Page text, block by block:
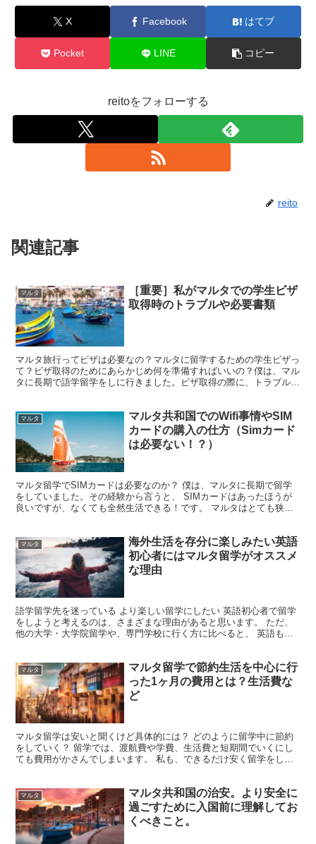
X Facebook はてブ
Pocket LINE コピー
reitoをフォローする
reito
関連記事
マルタ
［重要］私がマルタでの学生ビザ
取得時のトラブルや必要書類
マルタ旅行ってビザは必要なの？マルタに留学するための学生ビザっ
て？ビザ取得のためにあらかじめ何を準備すればいいの？僕は、マル
タに長期で語学留学をしに行きました。ビザ取得の際に、トラブルが
マルタ
マルタ共和国でのWifi事情やSIM
カードの購入の仕方（Simカード
は必要ない！？）
マルタ留学でSIMカードは必要なのか？ 僕は、マルタに長期で留学
をしていました。その経験から言うと、 SIMカードはあったほうが
良いですが、なくても全然生活できる！です。 マルタはとても狭い
マルタ
海外生活を存分に楽しみたい英語
初心者にはマルタ留学がオススメ
な理由
語学留学先を迷っている より楽しい留学にしたい 英語初心者で留学
をしようと考えるのは、さまざまな理由があると思います。 ただ、
他の大学・大学院留学や、専門学校に行く方に比べると、 英語も勉
マルタ
マルタ留学で節約生活を中心に行
った1ヶ月の費用とは？生活費な
ど
マルタ留学は安いと聞くけど具体的には？ どのように留学中に節約
をしていく？ 留学では、渡航費や学費、生活費と短期間でいくにし
ても費用がかさんでしまいます。 私も、できるだけ安く留学をした
マルタ
マルタ共和国の治安。より安全に
過ごすために入国前に理解してお
くべきこと。